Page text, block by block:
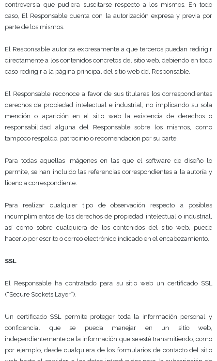
controversia que pudiera suscitarse respecto a los mismos. En todo
caso, El Responsable cuenta con la autorización expresa y previa por
parte de los mismos.
El Responsable autoriza expresamente a que terceros puedan redirigir
directamente a los contenidos concretos del sitio web, debiendo en todo
caso redirigir a la página principal del sitio web del Responsable.
El Responsable reconoce a favor de sus titulares los correspondientes
derechos de propiedad intelectual e industrial, no implicando su sola
mención o aparición en el sitio web la existencia de derechos o
responsabilidad alguna del Responsable sobre los mismos, como
tampoco respaldo, patrocinio o recomendación por su parte.
Para todas aquellas imágenes en las que el software de diseño lo
permite, se han incluido las referencias correspondientes a la autoría y
licencia correspondiente.
Para realizar cualquier tipo de observación respecto a posibles
incumplimientos de los derechos de propiedad intelectual o industrial,
así como sobre cualquiera de los contenidos del sitio web, puede
hacerlo por escrito o correo electrónico indicado en el encabezamiento.
SSL
El Responsable ha contratado para su sitio web un certificado SSL
(“Secure Sockets Layer”).
Un certificado SSL permite proteger toda la información personal y
confidencial que se pueda manejar en un sitio web,
independientemente de la información que se esté transmitiendo, como
por ejemplo, desde cualquiera de los formularios de contacto del sitio